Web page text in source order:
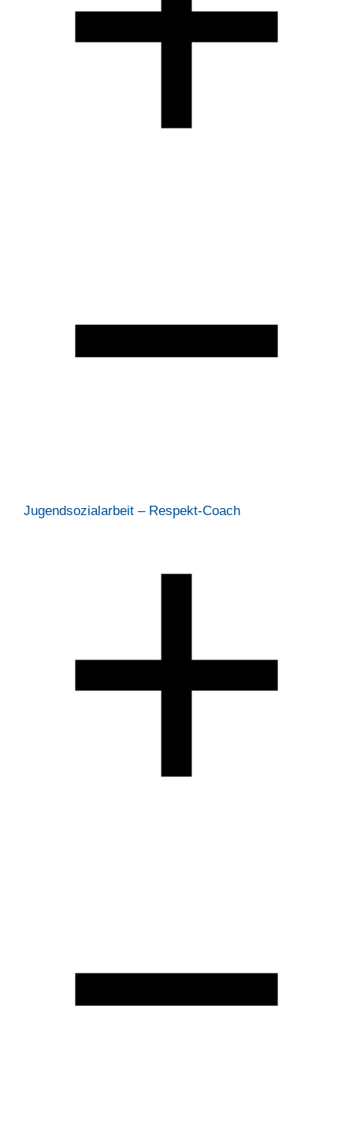
Jugendsozialarbeit – Respekt-Coach